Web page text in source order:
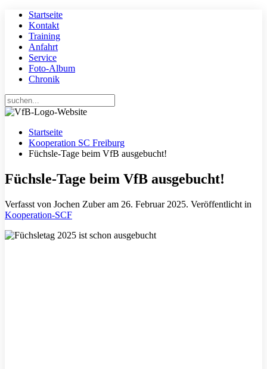
Startseite
Kontakt
Training
Anfahrt
Service
Foto-Album
Chronik
Startseite
Kooperation SC Freiburg
Füchsle-Tage beim VfB ausgebucht!
Füchsle-Tage beim VfB ausgebucht!
Verfasst von Jochen Zuber am 26. Februar 2025. Veröffentlicht in
Kooperation-SCF